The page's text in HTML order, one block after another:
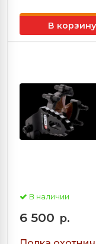
В корзину
В наличии
6 500 р.